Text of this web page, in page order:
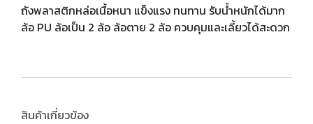
ถังพลาสติกหล่อเนื้อหนา แข็งแรง ทนทาน รับน้ำหนักได้มาก
ล้อ PU ล้อเป็น 2 ล้อ ล้อตาย 2 ล้อ ควบคุมและเลี้ยวได้สะดวก
สินค้าเกี่ยวข้อง